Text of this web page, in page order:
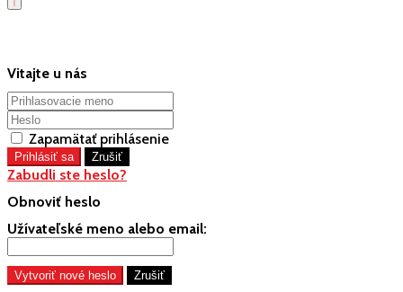
Vitajte u nás
Zapamätať prihlásenie
Zabudli ste heslo?
Obnoviť heslo
Užívateľské meno alebo email: